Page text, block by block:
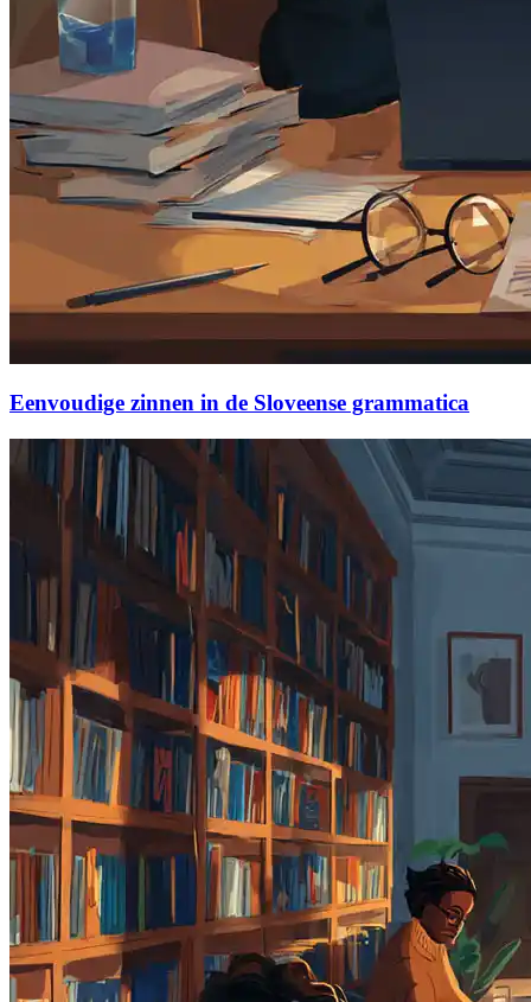
Eenvoudige zinnen in de Sloveense grammatica